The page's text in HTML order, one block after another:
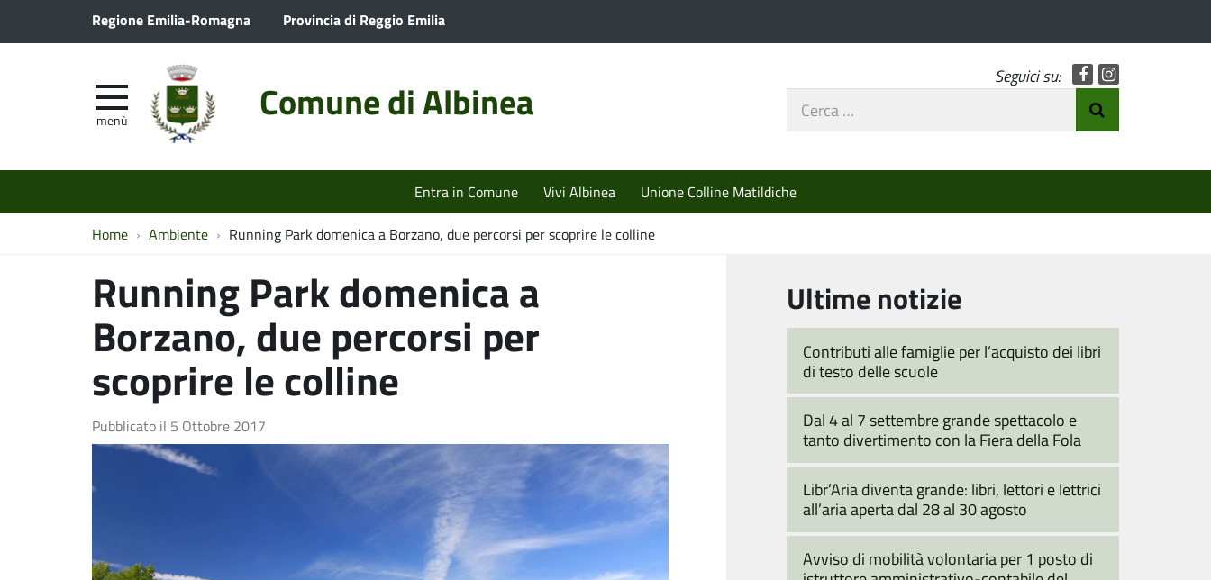
Regione Emilia-Romagna Provincia di Reggio Emilia
Comune di Albinea
menù
Seguici su: Facebook
Cerca
Entra in Comune Vivi Albinea Unione Colline Matildiche
Home Ambiente Running Park domenica a Borzano, due percorsi per scoprire le colline
Running Park domenica a
Borzano, due percorsi per
scoprire le colline
Pubblicato il 5 Ottobre 2017
Ultime notizie
Contributi alle famiglie per l’acquisto dei libri
di testo delle scuole
Dal 4 al 7 settembre grande spettacolo e
tanto divertimento con la Fiera della Fola
Libr’Aria diventa grande: libri, lettori e lettrici
all’aria aperta dal 28 al 30 agosto
Avviso di mobilità volontaria per 1 posto di